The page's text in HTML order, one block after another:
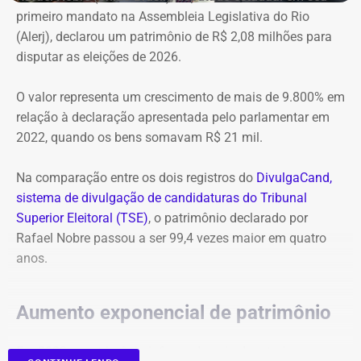
8 horas, o clima era de tranquilidade total”, comentou.
Outro morador, que pediu para não ter o nome divulgado,
Comunitário de Segurança do bairro chegaram a chamar
policiais do 4º Batalhão de Polícia Militar, de São
Cristóvão, para reforço da segurança. Além disso,
imóvel.
“A SPU vêm prometendo colocar a segurança patrimonial
em todas as reuniões e até o momento não fez a
implantação alegando problemas com a empresa de
pedido de posse do imóvel e estava na fase final de
análise. Agora com a entrada da ocupação não sabemos
Entre os bens de maior valor também aparecem uma
cessão de quotas avaliada em R$ 20 milhões, R$ 5,6
em condomínio de R$ 3 milhões, um sítio de R$ 2,05
milhões, além de diversos imóveis, terrenos e
participações societárias.
primeiro mandato na Assembleia Legislativa do Rio
(Alerj), declarou um patrimônio de R$ 2,08 milhões para
disputar as eleições de 2026.
O valor representa um crescimento de mais de 9.800% em
relação à declaração apresentada pelo parlamentar em
2022, quando os bens somavam R$ 21 mil.
Na comparação entre os dois registros do DivulgaCand,
sistema de divulgação de candidaturas do Tribunal
Superior Eleitoral (TSE), o patrimônio declarado por
Rafael Nobre passou a ser 99,4 vezes maior em quatro
anos.
Aumento exponencial de patrimônio
Em 2022, o patrimônio informado pelo deputado era